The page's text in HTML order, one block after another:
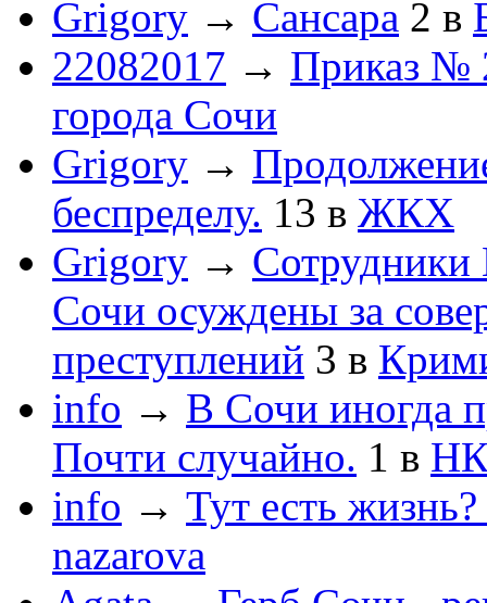
Grigory → Сансара 2 в
22082017 → Приказ №
города Сочи
Grigory →
беспределу. 13 в ЖКХ
Grigory →
Сочи осуждены за
преступлений 3 в
info → В Сочи иногда
Почти случайно. 1 в
info → Тут есть
nazarova